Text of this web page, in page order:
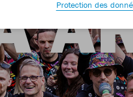
Protection des